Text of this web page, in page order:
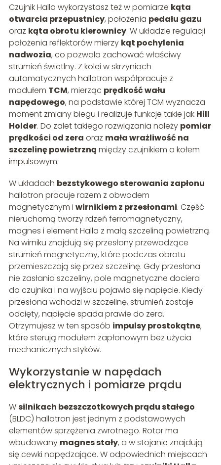
Czujnik Halla wykorzystasz też w pomiarze kąta
otwarcia przepustnicy, położenia pedału gazu
oraz kąta obrotu kierownicy. W układzie regulacji
położenia reflektorów mierzy kąt pochylenia
nadwozia, co pozwala zachować właściwy
strumień świetlny. Z kolei w skrzyniach
automatycznych hallotron współpracuje z
modułem TCM, mierząc prędkość wału
napędowego, na podstawie której TCM wyznacza
moment zmiany biegu i realizuje funkcje takie jak Hill
Holder. Do zalet takiego rozwiązania należy pomiar
prędkości od zera oraz mała wrażliwość na
szczelinę powietrzną między czujnikiem a kołem
impulsowym.
W układach bezstykowego sterowania zapłonu
hallotron pracuje razem z obwodem
magnetycznym i wirnikiem z przesłonami. Część
nieruchomą tworzy rdzeń ferromagnetyczny,
magnes i element Halla z małą szczeliną powietrzną.
Na wirniku znajdują się przesłony przewodzące
strumień magnetyczny, które podczas obrotu
przemieszczają się przez szczelinę. Gdy przesłona
nie zasłania szczeliny, pole magnetyczne dociera
do czujnika i na wyjściu pojawia się napięcie. Kiedy
przesłona wchodzi w szczelinę, strumień zostaje
odcięty, napięcie spada prawie do zera.
Otrzymujesz w ten sposób impulsy prostokątne,
które sterują modułem zapłonowym bez użycia
mechanicznych styków.
Wykorzystanie w napędach
elektrycznych i pomiarze prądu
Wsilnikach bezszczotkowych prądu stałego
(BLDC) hallotron jest jednym z podstawowych
elementów sprzężenia zwrotnego. Rotor ma
wbudowany magnes stały, a w stojanie znajdują
się cewki napędzające. W odpowiednich miejscach